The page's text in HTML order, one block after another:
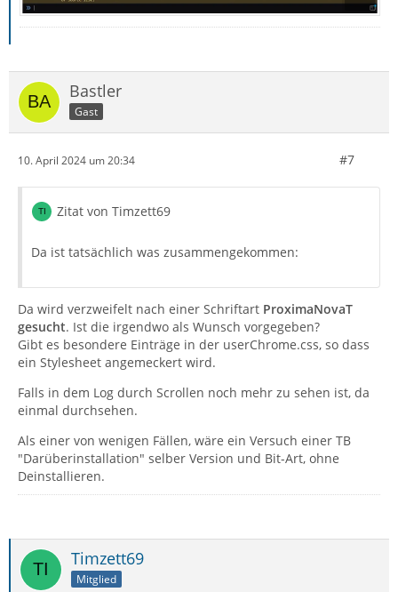
Bastler
Gast
10. April 2024 um 20:34 #7
Zitat von Timzett69
Da ist tatsächlich was zusammengekommen:
Da wird verzweifelt nach einer Schriftart ProximaNovaT
gesucht. Ist die irgendwo als Wunsch vorgegeben?
Gibt es besondere Einträge in der userChrome.css, so dass
ein Stylesheet angemeckert wird.
Falls in dem Log durch Scrollen noch mehr zu sehen ist, da
einmal durchsehen.
Als einer von wenigen Fällen, wäre ein Versuch einer TB
"Darüberinstallation" selber Version und Bit-Art, ohne
Deinstallieren.
Timzett69
Mitglied